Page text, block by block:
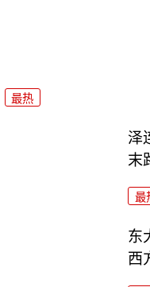
最热
泽
末
最
东
西